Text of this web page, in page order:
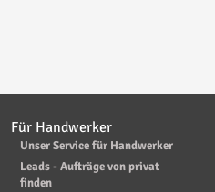
Für Handwerker
Unser Service für Handwerker
Leads - Aufträge von privat
finden